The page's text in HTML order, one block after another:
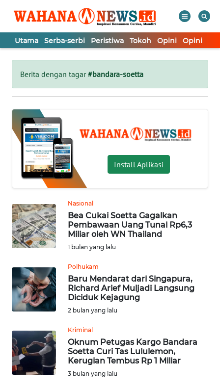
Utama Serba-serbi Peristiwa Tokoh Opini Opini
Berita dengan tagar#bandara-soetta
Install Aplikasi
Nasional
Bea Cukai Soetta Gagalkan
Pembawaan Uang Tunai Rp6,3
Miliar oleh WN Thailand
1 bulan yang lalu
Polhukam
Baru Mendarat dari Singapura,
Richard Arief Muljadi Langsung
Diciduk Kejagung
2 bulan yang lalu
Kriminal
Oknum Petugas Kargo Bandara
Soetta Curi Tas Lululemon,
Kerugian Tembus Rp 1 Miliar
3 bulan yang lalu
Tutup
UTAMA
SERBA-
SERBI
PERISTIWA
TOKOH
OPINI
OPINI
Informasi
INDEKS
BERITA
KONTAK
KAMI
INFO
IKLAN